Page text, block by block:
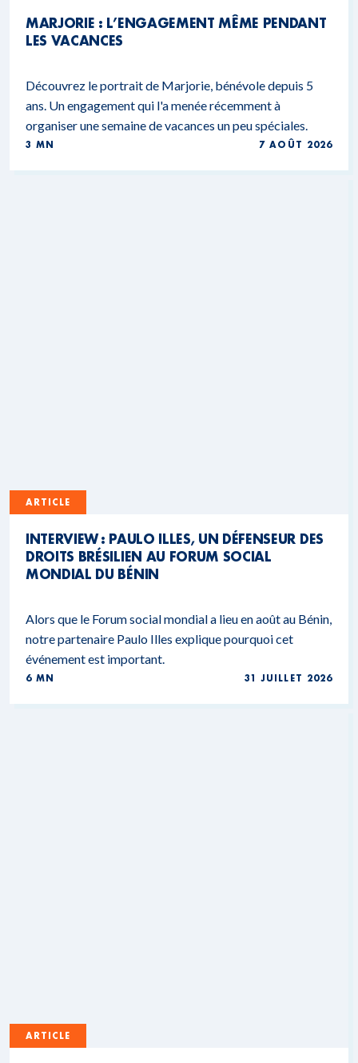
MARJORIE : L’ENGAGEMENT MÊME PENDANT
LES VACANCES
Découvrez le portrait de Marjorie, bénévole depuis 5
ans. Un engagement qui l'a menée récemment à
organiser une semaine de vacances un peu spéciales.
3 MN 7 AOÛT 2026
ARTICLE
INTERVIEW : PAULO ILLES, UN DÉFENSEUR DES
DROITS BRÉSILIEN AU FORUM SOCIAL
MONDIAL DU BÉNIN
Alors que le Forum social mondial a lieu en août au Bénin,
notre partenaire Paulo Illes explique pourquoi cet
événement est important.
6 MN 31 JUILLET 2026
ARTICLE